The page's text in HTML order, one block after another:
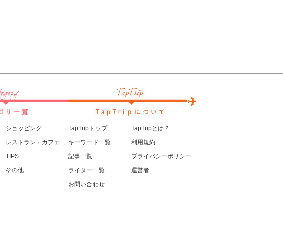
ショッピング
レストラン・カフェ
TIPS
その他
TapTripトップ
キーワード一覧
記事一覧
ライター一覧
お問い合わせ
TapTripとは？
利用規約
プライバシーポリシー
運営者